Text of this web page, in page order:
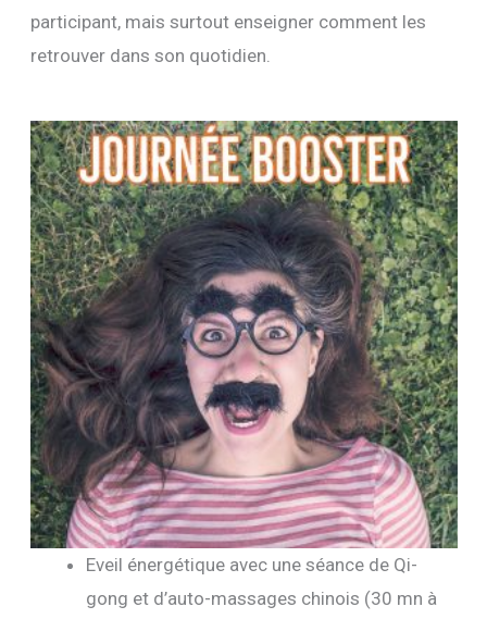
participant, mais surtout enseigner comment les
retrouver dans son quotidien.
Eveil énergétique avec une séance de Qi-
gong et d’auto-massages chinois (30 mn à